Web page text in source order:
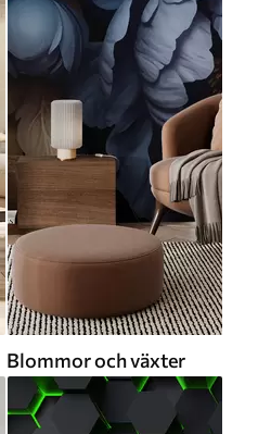
Blommor och växter